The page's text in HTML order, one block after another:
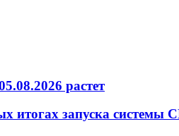
растет
итогах запуска системы